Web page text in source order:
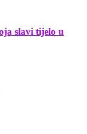
slavi tijelo u